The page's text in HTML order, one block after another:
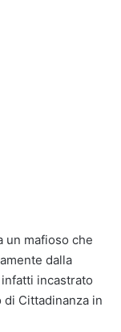
un mafioso che
dalla
incastrato
Cittadinanza in